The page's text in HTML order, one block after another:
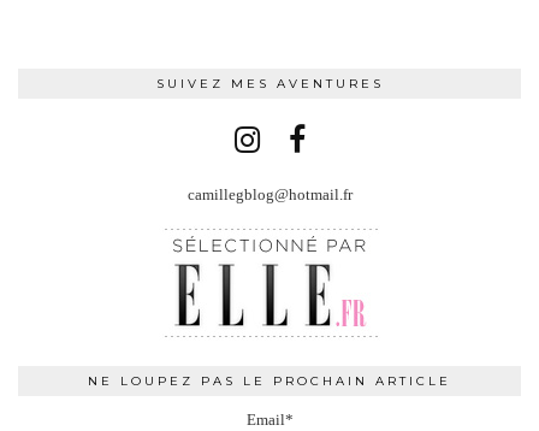
SUIVEZ MES AVENTURES
camillegblog@hotmail.fr
NE LOUPEZ PAS LE PROCHAIN ARTICLE
Email*